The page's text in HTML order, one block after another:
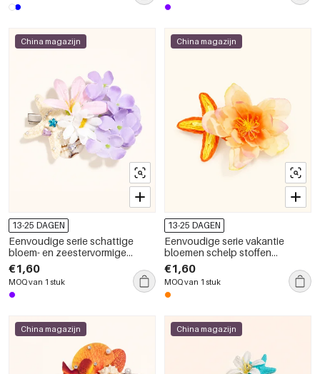
China magazijn
13-25 DAGEN
Eenvoudige serie schattige
bloem- en zeestervormige
stoffen haarclips voor dames
€1,60
MOQ van 1 stuk
China magazijn
13-25 DAGEN
Eenvoudige serie vakantie
bloemen schelp stoffen
haarclips voor dames
€1,60
MOQ van 1 stuk
China magazijn China magazijn